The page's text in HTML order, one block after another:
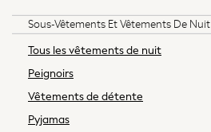
Curve Dresses
Shop All
Boots
Flats
Heels
Sous-Vêtements Et Vêtements De Nuit
Tous les vêtements de nuit
Peignoirs
Vêtements de détente
Pyjamas